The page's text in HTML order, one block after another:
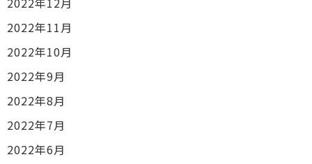
2022年11月
2022年10月
2022年9月
2022年8月
2022年7月
2022年6月